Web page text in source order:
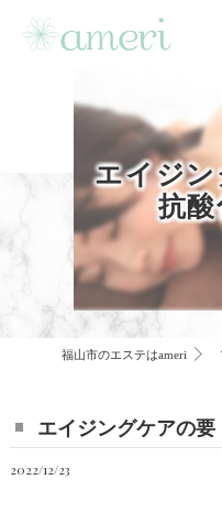
エイジン
抗酸
福山市のエステはameri
エイジングケアの要
2022/12/23